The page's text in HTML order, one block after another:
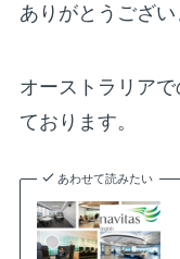
ありがとうござい
オーストラリア
ております。
あわせて読みたい